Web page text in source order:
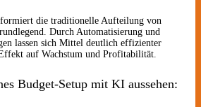
die traditionelle Aufteilung von
Durch Automatisierung und
lassen sich Mittel deutlich effizienter
auf Wachstum und Profitabilität.
Budget-Setup mit KI aussehen: